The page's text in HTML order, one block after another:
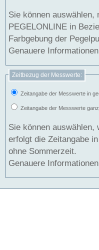
Sie können
PEGELONLINE in Beziehung
Farbgebung der
Genauere
Zeitbezug der Messwerte:
Zeitangabe der Messwerte in
Zeitangabe der Messwerte
Sie können auswählen,
erfolgt die Zeitangabe
ohne Sommerzeit.
Genauere